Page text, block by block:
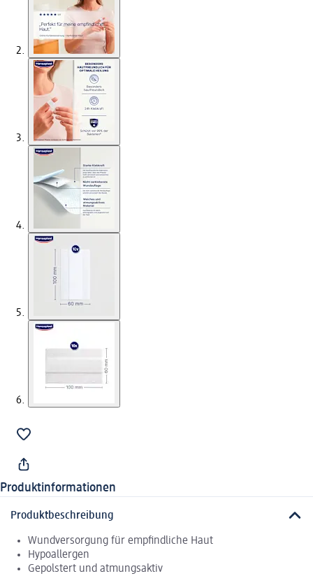
Produktinformationen
Produktbeschreibung
Wundversorgung für empfindliche Haut
Hypoallergen
Gepolstert und atmungsaktiv